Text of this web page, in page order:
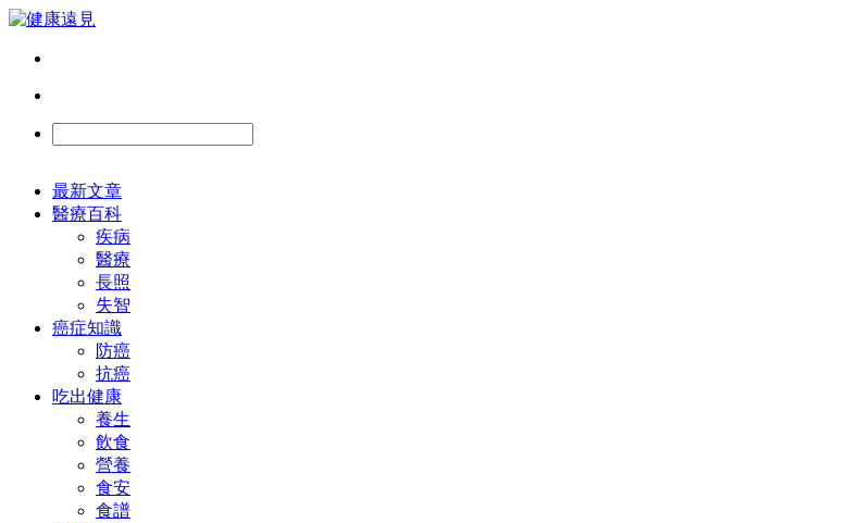
最新文章
醫療百科
疾病
醫療
長照
失智
癌症知識
防癌
抗癌
吃出健康
養生
飲食
營養
食安
食譜